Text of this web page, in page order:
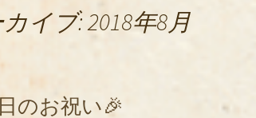
イブ: 2018年8月
のお祝い🎉